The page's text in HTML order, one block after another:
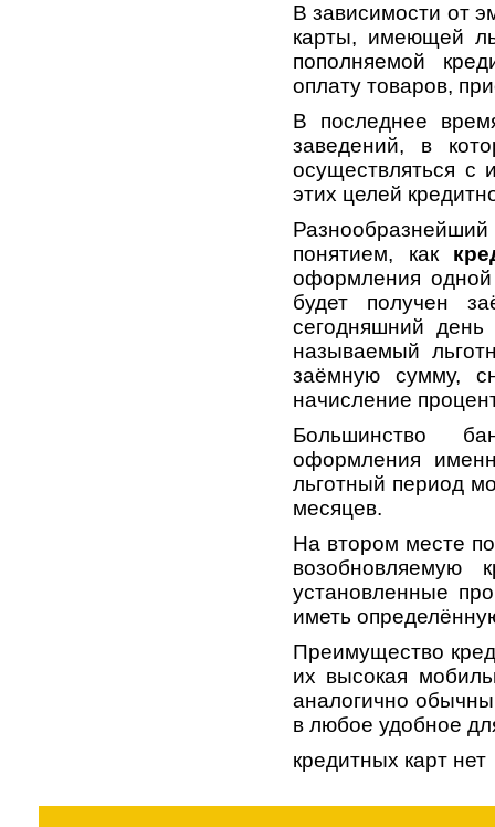
В зависимости от
карты, имеющей
пополняемой
оплату товаров,
В последнее
заведений, в
осуществляться с
этих целей
понятием, как
оформления
будет получен
сегодняшний
называемый
заёмную сумму,
начисление
Большинство
оформления
льготный период
месяцев.
На втором месте
возобновляемую
установленные
иметь
Преимущество
их высокая
аналогично
в любое удобное
кредитных карт нет